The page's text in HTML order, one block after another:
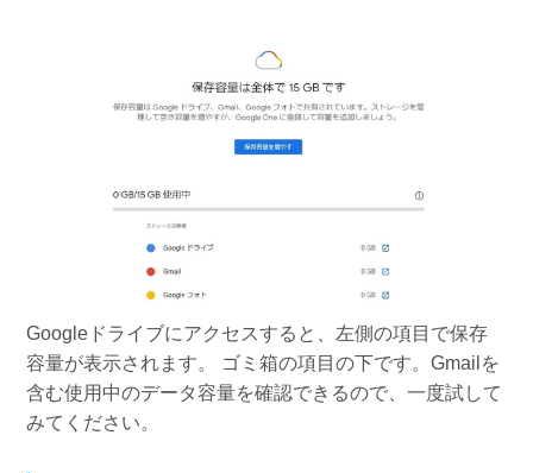
Googleドライブにアクセスすると、左側の項目で保存
容量が表示されます。 ゴミ箱の項目の下です。Gmailを
含む使用中のデータ容量を確認できるので、一度試して
みてください。